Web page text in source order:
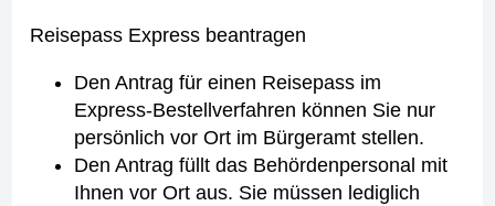
Reisepass Express beantragen
Den Antrag für einen Reisepass im
Express-Bestellverfahren können Sie nur
persönlich vor Ort im Bürgeramt stellen.
Den Antrag füllt das Behördenpersonal mit
Ihnen vor Ort aus. Sie müssen lediglich